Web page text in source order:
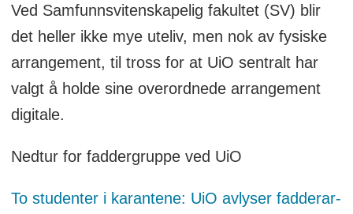
Ved Samfunnsvitenskapelig fakultet (SV) blir
det heller ikke mye uteliv, men nok av fysiske
arrangement, til tross for at UiO sentralt har
valgt å holde sine overordnede arrangement
digitale.
Nedtur for faddergruppe ved UiO
To studenter i karantene: UiO avlyser fadder­ar­